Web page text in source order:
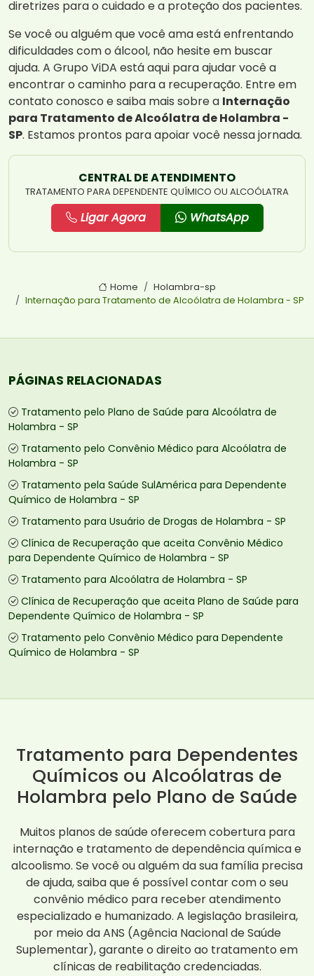
diretrizes para o cuidado e a proteção dos pacientes.
Se você ou alguém que você ama está enfrentando
dificuldades com o álcool, não hesite em buscar
ajuda. A Grupo ViDA está aqui para ajudar você a
encontrar o caminho para a recuperação. Entre em
contato conosco e saiba mais sobre a Internação
para Tratamento de Alcoólatra de Holambra -
SP. Estamos prontos para apoiar você nessa jornada.
CENTRAL DE ATENDIMENTO
TRATAMENTO PARA DEPENDENTE QUÍMICO OU ALCOÓLATRA
Ligar Agora WhatsApp
Home
Holambra-sp
Internação para Tratamento de Alcoólatra de Holambra - SP
PÁGINAS RELACIONADAS
Tratamento pelo Plano de Saúde para Alcoólatra de
Holambra - SP
Tratamento pelo Convênio Médico para Alcoólatra de
Holambra - SP
Tratamento pela Saúde SulAmérica para Dependente
Químico de Holambra - SP
Tratamento para Usuário de Drogas de Holambra - SP
Clínica de Recuperação que aceita Convênio Médico
para Dependente Químico de Holambra - SP
Tratamento para Alcoólatra de Holambra - SP
Clínica de Recuperação que aceita Plano de Saúde para
Dependente Químico de Holambra - SP
Tratamento pelo Convênio Médico para Dependente
Químico de Holambra - SP
Tratamento para Dependentes
Químicos ou Alcoólatras de
Holambra pelo Plano de Saúde
Muitos planos de saúde oferecem cobertura para
internação e tratamento de dependência química e
alcoolismo. Se você ou alguém da sua família precisa
de ajuda, saiba que é possível contar com o seu
convênio médico para receber atendimento
especializado e humanizado. A legislação brasileira,
por meio da ANS (Agência Nacional de Saúde
Suplementar), garante o direito ao tratamento em
clínicas de reabilitação credenciadas.